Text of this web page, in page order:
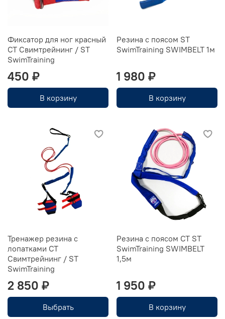
Фиксатор для ног красный
CT Свимтрейнинг / ST
SwimTraining
450 ₽
В корзину
Резина с поясом ST
SwimTraining SWIMBELT 1м
1 980 ₽
В корзину
Тренажер резина с
лопатками СТ
Свимтрейнинг / ST
SwimTraining
2 850 ₽
Выбрать
Резина с поясом СТ ST
SwimTraining SWIMBELT
1,5м
1 950 ₽
В корзину